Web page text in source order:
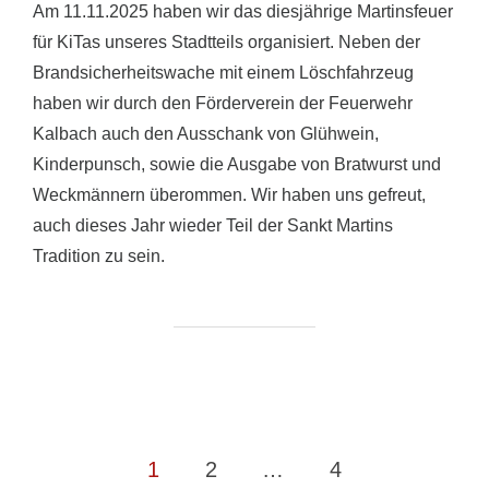
Am 11.11.2025 haben wir das diesjährige Martinsfeuer
für KiTas unseres Stadtteils organisiert. Neben der
Brandsicherheitswache mit einem Löschfahrzeug
haben wir durch den Förderverein der Feuerwehr
Kalbach auch den Ausschank von Glühwein,
Kinderpunsch, sowie die Ausgabe von Bratwurst und
Weckmännern überommen. Wir haben uns gefreut,
auch dieses Jahr wieder Teil der Sankt Martins
Tradition zu sein.
Seitennummerierung
1 2 … 4